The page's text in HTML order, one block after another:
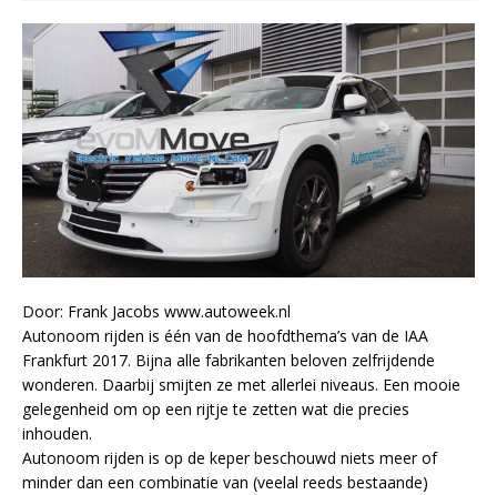
Door: Frank Jacobs www.autoweek.nl
Autonoom rijden is één van de hoofdthema’s van de IAA
Frankfurt 2017. Bijna alle fabrikanten beloven zelfrijdende
wonderen. Daarbij smijten ze met allerlei niveaus. Een mooie
gelegenheid om op een rijtje te zetten wat die precies
inhouden.
Autonoom rijden is op de keper beschouwd niets meer of
minder dan een combinatie van (veelal reeds bestaande)